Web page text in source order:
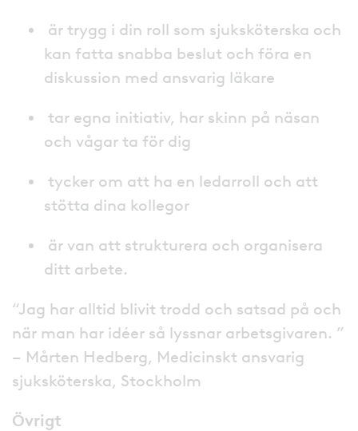
är trygg i din roll som sjuksköterska och
kan fatta snabba beslut och föra en
diskussion med ansvarig läkare
tar egna initiativ, har skinn på näsan
och vågar ta för dig
tycker om att ha en ledarroll och att
stötta dina kollegor
är van att strukturera och organisera
ditt arbete.
“Jag har alltid blivit trodd och satsad på och
när man har idéer så lyssnar arbetsgivaren. ”
– Mårten Hedberg, Medicinskt ansvarig
sjuksköterska, Stockholm
Övrigt